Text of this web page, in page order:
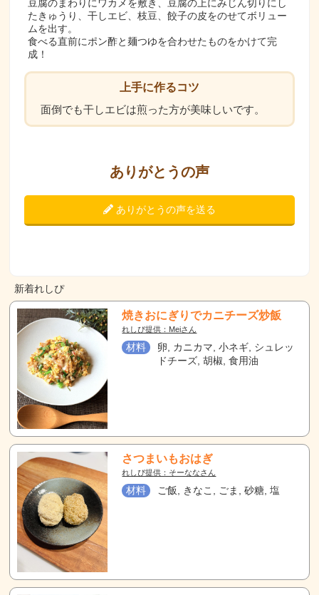
豆腐のまわりにワカメを敷き、豆腐の上にみじん切りにし
たきゅうり、干しエビ、枝豆、餃子の皮をのせてボリュー
ムを出す。
食べる直前にポン酢と麺つゆを合わせたものをかけて完
成！
上手に作るコツ
面倒でも干しエビは煎った方が美味しいです。
ありがとうの声
ありがとうの声を送る
新着れしぴ
焼きおにぎりでカニチーズ炒飯
れしぴ提供：Meiさん
材料
卵, カニカマ, 小ネギ, シュレッ
ドチーズ, 胡椒, 食用油
さつまいもおはぎ
れしぴ提供：そーななさん
材料 ご飯, きなこ, ごま, 砂糖, 塩